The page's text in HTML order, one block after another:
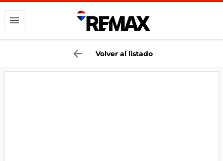
Volver al listado